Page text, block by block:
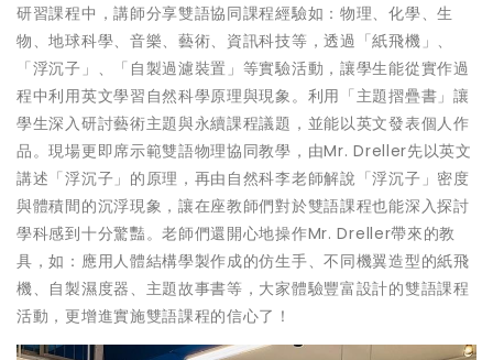
研習課程中，講師分享雙語協同課程經驗如：物理、化學、生
物、地球科學、音樂、藝術、資訊科技等，透過「紙飛機」、
「浮沉子」、「自製過濾裝置」等實驗活動，讓學生能從實作過
程中利用英文學習自然科學原理與現象。利用「主題摺疊書」讓
學生深入研討藝術主題與永續課程議題，並能以英文發表個人作
品。現場更即席示範雙語物理協同教學，由Mr. Dreller先以英文
講述「浮沉子」的原理，再由自然科李老師解說「浮沉子」密度
與體積間的沉浮現象，讓在座教師們對於雙語課程也能深入探討
學科感到十分驚豔。老師們還開心地操作Mr. Dreller帶來的教
具，如：應用人體結構學製作成的仿生手、不同機翼造型的紙飛
機、自製濕度器、主題故事書等，大家體驗豐富設計的雙語課程
活動，更增進實施雙語課程的信心了！